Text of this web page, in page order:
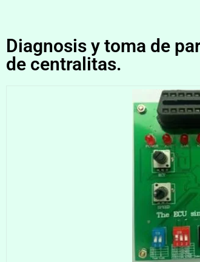
Diagnosis y toma de
de centralitas.